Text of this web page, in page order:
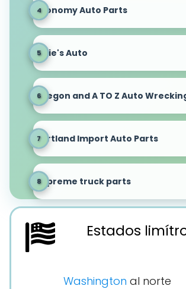
Economy Auto Parts
Onie's Auto
Oregon and A TO Z Auto
Portland Import Auto Parts
Supreme truck parts
Estados
Washington al norte